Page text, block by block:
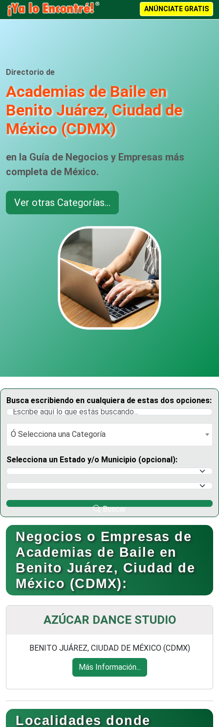
ANÚNCIATE GRATIS
Directorio de
Academias de Baile en
Benito Juárez, Ciudad de
México (CDMX)
en la Guía de Negocios y Empresas más
completa de México.
Ver otras Categorías...
Busca escribiendo en cualquiera de estas dos opciones:
Ó Selecciona una Categoría
Ó Selecciona una Categoría
Selecciona un Estado y/o Municipio (opcional):
Selecciona un Estado
Selecciona un Municipio
Buscar
Negocios o Empresas de
Academias de Baile en
Benito Juárez, Ciudad de
México (CDMX):
AZÚCAR DANCE STUDIO
BENITO JUÁREZ, CIUDAD DE MÉXICO (CDMX)
Más Información...
Localidades donde